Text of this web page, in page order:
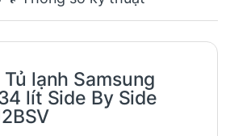
Tủ lạnh Samsung
lít Side By Side